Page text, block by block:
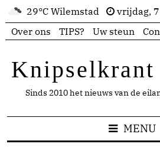
29°C Wilemstad
vrijdag,
Over ons
TIPS? Uw steun
Knipselkrant
Sinds 2010 het nieuws van de
MENU